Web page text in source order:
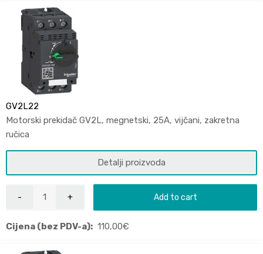
GV2L22
Motorski prekidač GV2L, megnetski, 25A, vijčani, zakretna
ručica
Detalji proizvoda
Add to cart
Cijena (bez PDV-a): 110,00€